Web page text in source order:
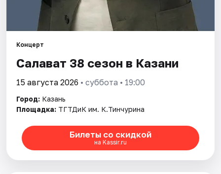
Концерт
Салават 38 сезон в Казани
15 августа 2026 • суббота • 19:00
Город: Казань
Площадка: ТГТДиК им. К.Тинчурина
Билеты со скидкой
на Kassir.ru